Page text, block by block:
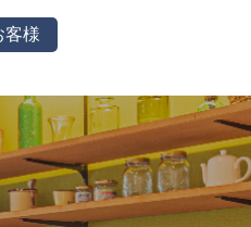
客様